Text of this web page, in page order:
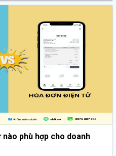
phù hợp cho doanh